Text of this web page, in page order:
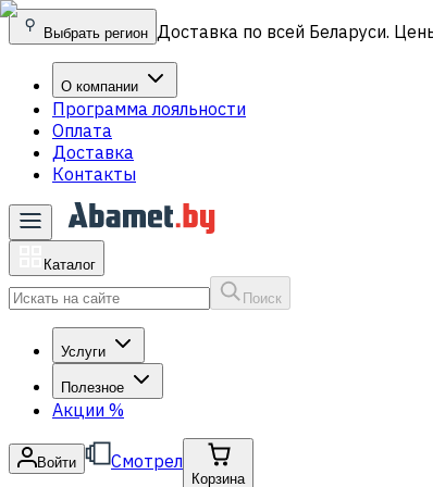
Выбрать регион Доставка по всей Беларуси.
О компании
Программа лояльности
Оплата
Доставка
Контакты
Каталог
Поиск
Услуги
Полезное
Акции %
Войти Смотрел
Корзина